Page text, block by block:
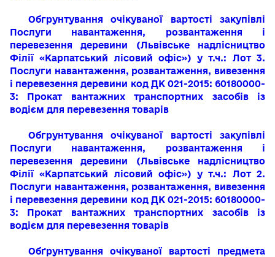
Обгрунтування очікуваної вартості закупівлі
Послуги навантаження, розвантаження і
перевезення деревини (Львівське надлісництво
Філії «Карпатський лісовий офіс») у т.ч.: Лот 3.
Послуги навантаження, розвантаження, вивезення
і перевезення деревини код ДК 021-2015: 60180000-
3: Прокат вантажних транспортних засобів із
водієм для перевезення товарів
Обгрунтування очікуваної вартості закупівлі
Послуги навантаження, розвантаження і
перевезення деревини (Львівське надлісництво
Філії «Карпатський лісовий офіс») у т.ч.: Лот 2.
Послуги навантаження, розвантаження, вивезення
і перевезення деревини код ДК 021-2015: 60180000-
3: Прокат вантажних транспортних засобів із
водієм для перевезення товарів
Обґрунтування очікуваної вартості предмета